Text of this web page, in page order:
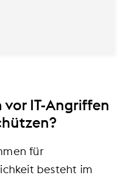
vor IT-Angriffen
für
besteht im